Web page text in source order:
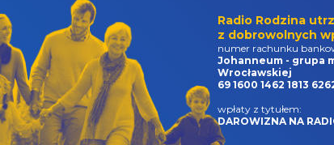
Radio Rodzina
z dobrowolnych
numer rachunku
Johanneum - grupa
Wrocławskiej
69 1600 1462 1813
wpłaty z tytułem:
DAROWIZNA NA